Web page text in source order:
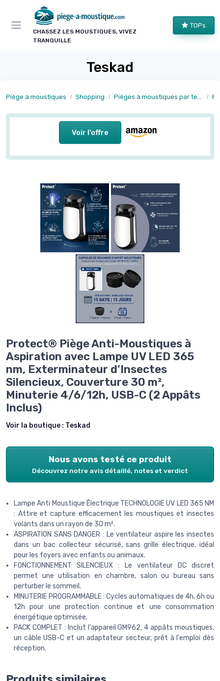
CHASSEZ LES MOUSTIQUES, VIVEZ
TRANQUILLE
TOPs
Teskad
Piège à moustiques Shopping Pièges à moustiques par technologie
Voir l'offre
Protect® Piège Anti-Moustiques à
Aspiration avec Lampe UV LED 365
nm, Exterminateur d’Insectes
Silencieux, Couverture 30 m²,
Minuterie 4/6/12h, USB-C (2 Appâts
Inclus)
Voir la boutique : Teskad
Nous avons testé ce produit
Découvrez notre avis détaillé, notes et verdict
Lampe Anti Moustique Électrique TECHNOLOGIE UV LED 365 NM
: Attire et capture efficacement les moustiques et insectes
volants dans un rayon de 30 m².
ASPIRATION SANS DANGER : Le ventilateur aspire les insectes
dans un bac collecteur sécurisé, sans grille électrique, idéal
pour les foyers avec enfants ou animaux.
FONCTIONNEMENT SILENCIEUX : Le ventilateur DC discret
permet une utilisation en chambre, salon ou bureau sans
perturber le sommeil.
MINUTERIE PROGRAMMABLE : Cycles automatiques de 4h, 6h ou
12h pour une protection continue et une consommation
énergétique optimisée.
PACK COMPLET : Inclut l'appareil GM962, 4 appâts moustiques,
un câble USB-C et un adaptateur secteur, prêt à l'emploi dès
réception.
Panneau de gestion des cookies